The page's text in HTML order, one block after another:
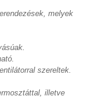
melyek
szereltek.
illetve